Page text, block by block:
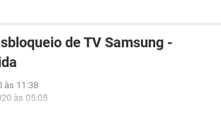
de TV Samsung -
às 11:38
às 05:05